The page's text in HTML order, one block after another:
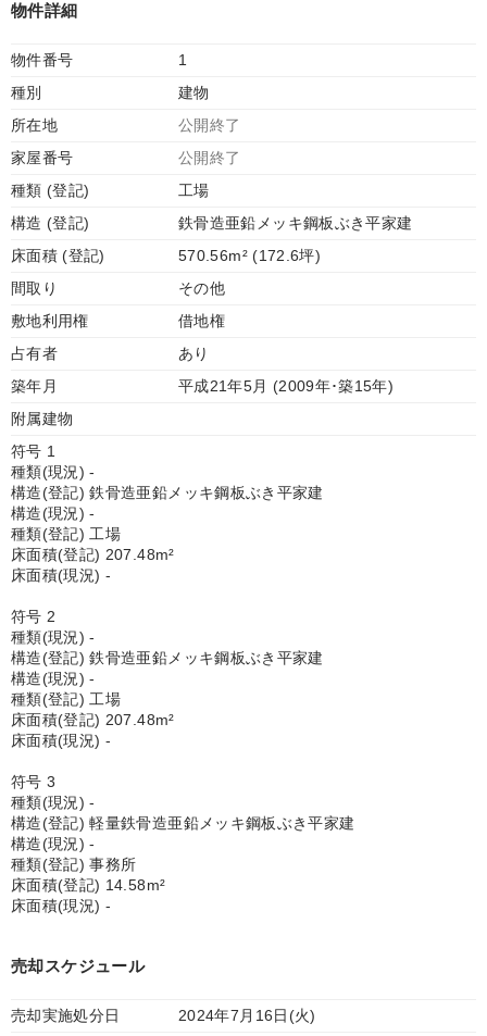
物件詳細
物件番号
1
種別
建物
所在地
公開終了
家屋番号
公開終了
種類 (登記)
工場
構造 (登記)
鉄骨造亜鉛メッキ鋼板ぶき平家建
床面積 (登記)
570.56m² (172.6坪)
間取り
その他
敷地利用権
借地権
占有者
あり
築年月
平成21年5月 (2009年･築15年)
附属建物
符号 1
種類(現況) -
構造(登記) 鉄骨造亜鉛メッキ鋼板ぶき平家建
構造(現況) -
種類(登記) 工場
床面積(登記) 207.48m²
床面積(現況) -
符号 2
種類(現況) -
構造(登記) 鉄骨造亜鉛メッキ鋼板ぶき平家建
構造(現況) -
種類(登記) 工場
床面積(登記) 207.48m²
床面積(現況) -
符号 3
種類(現況) -
構造(登記) 軽量鉄骨造亜鉛メッキ鋼板ぶき平家建
構造(現況) -
種類(登記) 事務所
床面積(登記) 14.58m²
床面積(現況) -
売却スケジュール
売却実施処分日 2024年7月16日(火)